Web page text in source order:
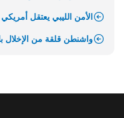
الأمن الليبي يعتقل
واشنطن قلقة من الإخلال